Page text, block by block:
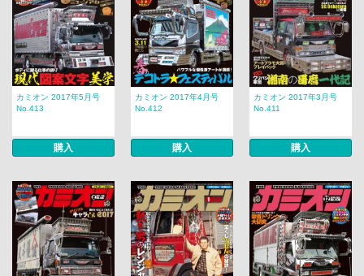
カミオン 2017年5月号
No.413
購入
カミオン 2017年4月号
No.412
購入
カミオン 2017年3月号
No.411
購入